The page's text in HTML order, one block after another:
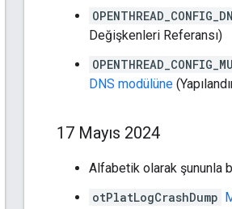
Değişkenleri Referansı)
DNS modülüne
17 Mayıs 2024
Alfabetik olarak şununla
otPlatLogCrashDump